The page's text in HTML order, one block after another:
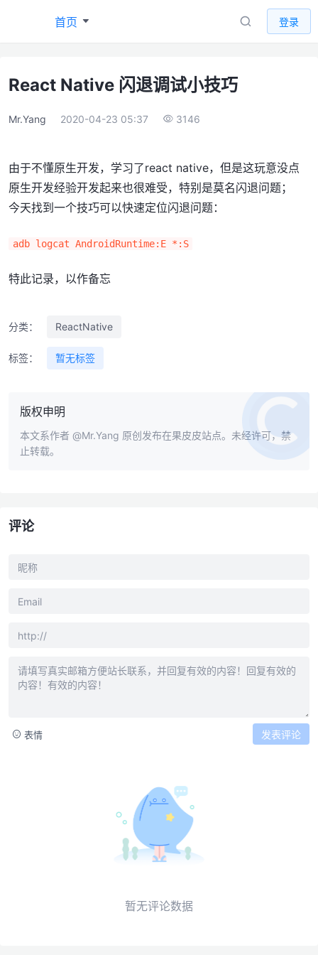
首页 登录
React Native 闪退调试小技巧
Mr.Yang 2020-04-23 05:37 3146
由于不懂原生开发，学习了react native，但是这玩意没点
原生开发经验开发起来也很难受，特别是莫名闪退问题；
今天找到一个技巧可以快速定位闪退问题：
adb logcat AndroidRuntime:E *:S
特此记录，以作备忘
分类： ReactNative
标签： 暂无标签
版权申明
本文系作者 @Mr.Yang 原创发布在果皮皮站点。未经许可，禁
止转载。
评论
表情 发表评论
暂无评论数据